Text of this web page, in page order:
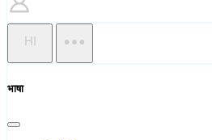
HI
भाषा